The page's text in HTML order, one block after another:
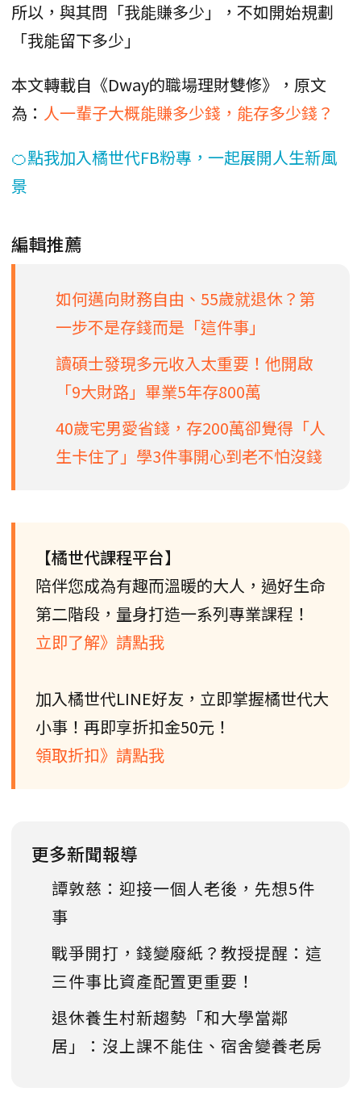
所以，與其問「我能賺多少」，不如開始規劃
「我能留下多少」
本文轉載自《Dway的職場理財雙修》，原文
為： 人一輩子大概能賺多少錢，能存多少錢？
🍊點我加入橘世代FB粉專，一起展開人生新風
景
編輯推薦
如何邁向財務自由、55歲就退休？第
一步不是存錢而是「這件事」
讀碩士發現多元收入太重要！他開啟
「9大財路」畢業5年存800萬
40歲宅男愛省錢，存200萬卻覺得「人
生卡住了」學3件事開心到老不怕沒錢
【橘世代課程平台】
陪伴您成為有趣而溫暖的大人，過好生命
第二階段，量身打造一系列專業課程！
立即了解》請點我
加入橘世代LINE好友，立即掌握橘世代大
小事！再即享折扣金50元！
領取折扣》請點我
更多新聞報導
譚敦慈：迎接一個人老後，先想5件
事
戰爭開打，錢變廢紙？教授提醒：這
三件事比資產配置更重要！
退休養生村新趨勢「和大學當鄰
居」：沒上課不能住、宿舍變養老房